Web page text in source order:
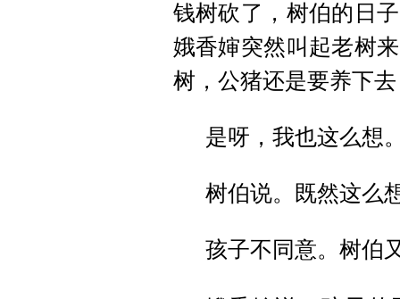
钱树砍了，树伯的日
娥香婶突然叫起老树
树，公猪还是要养下
是呀，我也这么想
树伯说。既然这么
孩子不同意。树伯